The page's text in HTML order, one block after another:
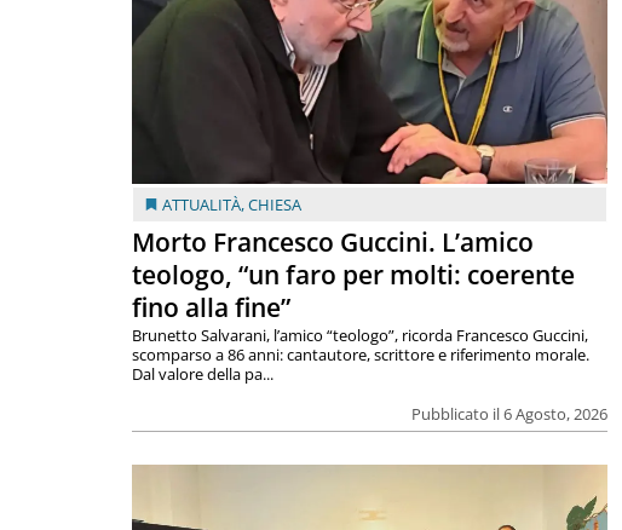
ATTUALITÀ,CHIESA
Morto Francesco Guccini. L’amico
teologo, “un faro per molti: coerente
fino alla fine”
Pubblicato il 6 Agosto, 2026
Brunetto Salvarani, l’amico “teologo”, ricorda Francesco Guccini,
scomparso a 86 anni: cantautore, scrittore e riferimento morale.
Dal valore della pa...